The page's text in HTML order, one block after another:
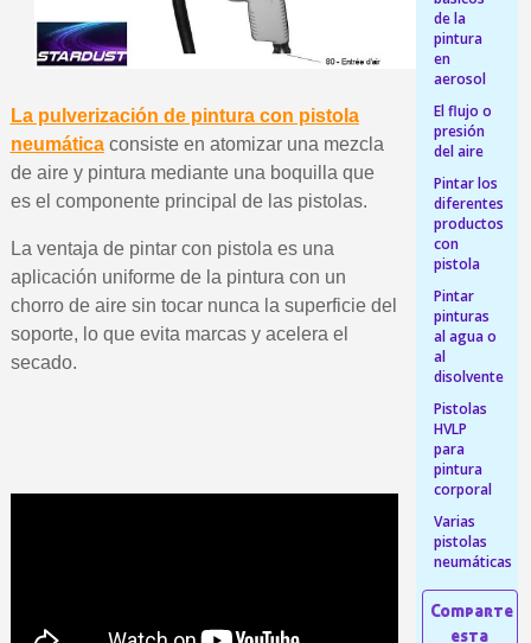
5 € de descuento
Cupón de 10 € por
Suscríbete al
Entrega en un
Paga en 4 plazos sin
Obtenga su presupuesto
Comparte tus
Gana puntos de
Devuelve los
5 € de descuento
Cupón de 10 € por
Suscríbete al
La pulverización de pintura con pistola
neumáticaconsiste en atomizar una mezcla
de aire y pintura mediante una boquilla que
es el componente principal de las pistolas.
La ventaja de pintar con pistola es una
aplicación uniforme de la pintura con un
chorro de aire sin tocar nunca la superficie del
soporte, lo que evita marcas y acelera el
secado.
de la
pintura
en
aerosol
El flujo o
presión
del aire
Pintar los
diferentes
productos
con
pistola
Pintar
pinturas
al agua o
al
disolvente
Pistolas
HVLP
para
pintura
corporal
Varias
pistolas
neumáticas